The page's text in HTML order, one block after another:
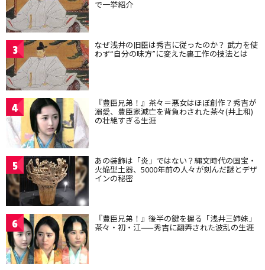
で一挙紹介
3 なぜ浅井の旧臣は秀吉に従ったのか？ 武力を使
わず“自分の味方”に変えた裏工作の技法とは
4 『豊臣兄弟！』茶々＝悪女はほぼ創作？秀吉が
溺愛、豊臣家滅亡を背負わされた茶々(井上和)
の壮絶すぎる生涯
5 あの装飾は「炎」ではない？縄文時代の国宝・
火焔型土器、5000年前の人々が刻んだ謎とデザ
インの秘密
6 『豊臣兄弟！』後半の鍵を握る「浅井三姉妹」
茶々・初・江——秀吉に翻弄された波乱の生涯